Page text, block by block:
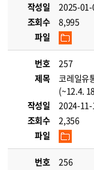
작성일
2025-01-
조회수
8,995
파일
번호
257
제목
코레일유
(~12.4.
작성일
2024-11-
조회수
2,356
파일
번호
256